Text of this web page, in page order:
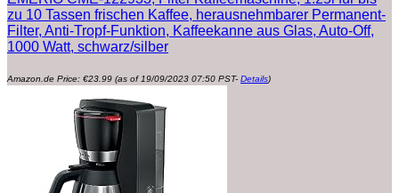
zu 10 Tassen frischen Kaffee, herausnehmbarer Permanent-
Filter, Anti-Tropf-Funktion, Kaffeekanne aus Glas, Auto-Off,
1000 Watt, schwarz/silber
Amazon.de Price: €23.99 (as of 19/09/2023 07:50 PST- Details)